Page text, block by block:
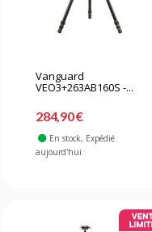
Vanguard
VEO3+263AB160S -...
284,90 €
En stock, Expédié
aujourd'hui